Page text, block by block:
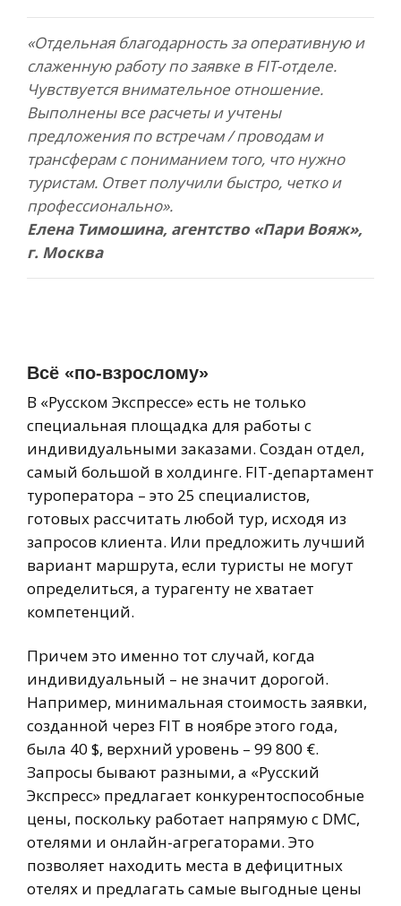
«Отдельная благодарность за оперативную и
слаженную работу по заявке в FIT-отделе.
Чувствуется внимательное отношение.
Выполнены все расчеты и учтены
предложения по встречам / проводам и
трансферам с пониманием того, что нужно
туристам. Ответ получили быстро, четко и
профессионально».
Елена Тимошина, агентство «Пари Вояж»,
г. Москва
Всё «по-взрослому»
В «Русском Экспрессе» есть не только
специальная площадка для работы с
индивидуальными заказами. Создан отдел,
самый большой в холдинге. FIT-департамент
туроператора – это 25 специалистов,
готовых рассчитать любой тур, исходя из
запросов клиента. Или предложить лучший
вариант маршрута, если туристы не могут
определиться, а турагенту не хватает
компетенций.
Причем это именно тот случай, когда
индивидуальный – не значит дорогой.
Например, минимальная стоимость заявки,
созданной через FIT в ноябре этого года,
была 40 $, верхний уровень – 99 800 €.
Запросы бывают разными, а «Русский
Экспресс» предлагает конкурентоспособные
цены, поскольку работает напрямую с DMC,
отелями и онлайн-агрегаторами. Это
позволяет находить места в дефицитных
отелях и предлагать самые выгодные цены